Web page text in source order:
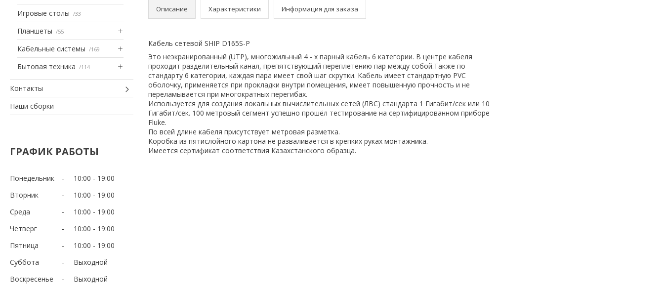
Игровые столы 33
Планшеты 55
Кабельные системы 169
Бытовая техника 114
Контакты
Наши сборки
ГРАФИК РАБОТЫ
Понедельник 10:00
19:00
Вторник
10:00
19:00
Среда
10:00
19:00
Четверг
10:00
19:00
Пятница
10:00
19:00
Суббота
Выходной
Воскресенье
Выходной
Описание Характеристики Информация для заказа
Кабель сетевой SHIP D165S-P
Это неэкранированный (UTP), многожильный 4 - х парный кабель 6 категории. В центре кабеля
проходит разделительный канал, препятствующий переплетению пар между собой.Также по
стандарту 6 категории, каждая пара имеет свой шаг скрутки. Кабель имеет стандартную PVC
оболочку, применяется при прокладки внутри помещения, имеет повышенную прочность и не
переламывается при многократных перегибах.
Используется для создания локальных вычислительных сетей (ЛВС) стандарта 1 Гигабит/сек или 10
Гигабит/сек. 100 метровый сегмент успешно прошёл тестирование на сертифицированном приборе
Fluke.
По всей длине кабеля присутствует метровая разметка.
Коробка из пятислойного картона не разваливается в крепких руках монтажника.
Имеется сертификат соответствия Казахстанского образца.